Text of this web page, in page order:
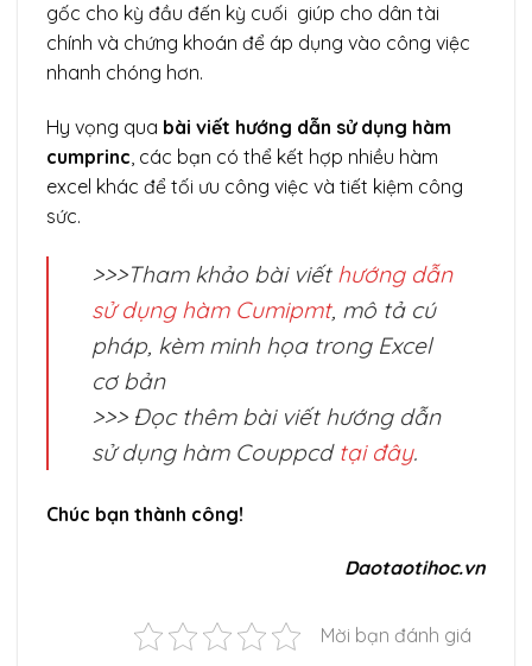
gốc cho kỳ đầu đến kỳ cuối giúp cho dân tài
chính và chứng khoán để áp dụng vào công việc
nhanh chóng hơn.
Hy vọng qua bài viết hướng dẫn sử dụng hàm
cumprinc , các bạn có thể kết hợp nhiều hàm
excel khác để tối ưu công việc và tiết kiệm công
sức.
>>>Tham khảo bài viết hướng dẫn
sử dụng hàm Cumipmt, mô tả cú
pháp, kèm minh họa trong Excel
cơ bản
>>> Đọc thêm bài viết hướng dẫn
sử dụng hàm Couppcd tại đây.
Chúc bạn thành công!
Daotaotihoc.vn
Mời bạn đánh giá